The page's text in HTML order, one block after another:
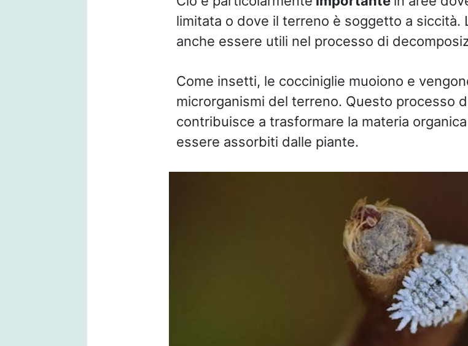
limitata o dove il terreno è soggetto a siccità.
anche essere utili nel processo di
Come insetti, le cocciniglie muoiono e
microrganismi del terreno. Questo processo
contribuisce a trasformare la materia
essere assorbiti dalle piante.